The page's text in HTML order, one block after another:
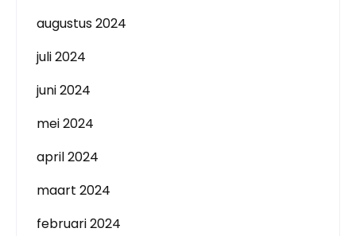
augustus 2024
juli 2024
juni 2024
mei 2024
april 2024
maart 2024
februari 2024